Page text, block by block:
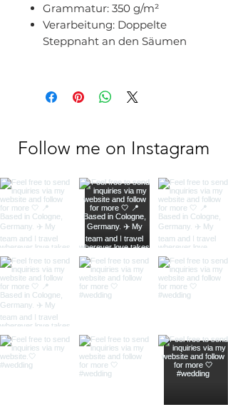
Grammatur: 350 g/m²
Verarbeitung: Doppelte
Steppnaht an den Säumen
Follow me on Instagram